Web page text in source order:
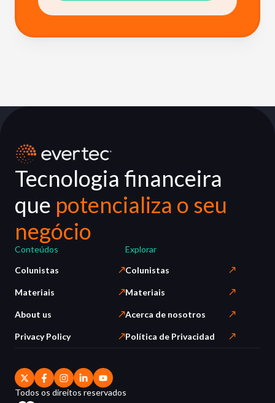
Tecnologia financeira
que potencializa o seu
negócio
Conteúdos
Colunistas
Materiais
About us
Privacy Policy
Explorar
Colunistas
Materiais
Acerca de nosotros
Política de Privacidad
Todos os direitos reservados